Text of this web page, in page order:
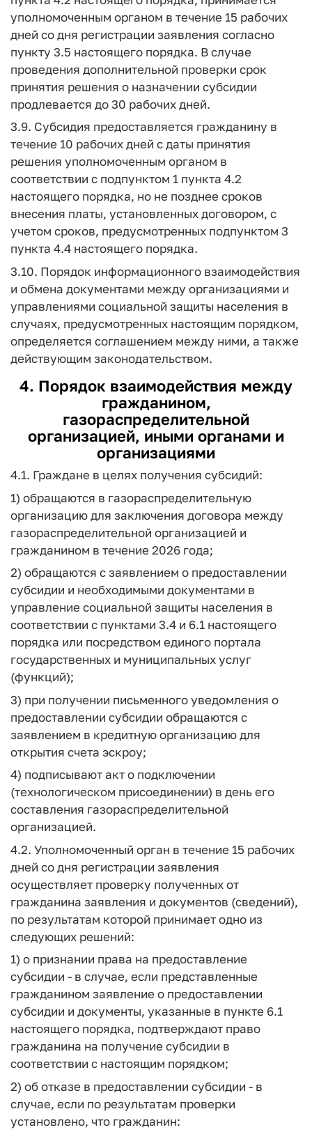
уполномоченным органом в течение 15 рабочих
дней со дня регистрации заявления согласно
пункту 3.5 настоящего порядка. В случае
проведения дополнительной проверки срок
принятия решения о назначении субсидии
продлевается до 30 рабочих дней.
3.9. Субсидия предоставляется гражданину в
течение 10 рабочих дней с даты принятия
решения уполномоченным органом в
соответствии с подпунктом 1 пункта 4.2
настоящего порядка, но не позднее сроков
внесения платы, установленных договором, с
учетом сроков, предусмотренных подпунктом 3
пункта 4.4 настоящего порядка.
3.10. Порядок информационного взаимодействия
и обмена документами между организациями и
управлениями социальной защиты населения в
случаях, предусмотренных настоящим порядком,
определяется соглашением между ними, а также
действующим законодательством.
4. Порядок взаимодействия между
гражданином,
газораспределительной
организацией, иными органами и
организациями
4.1. Граждане в целях получения субсидий:
1) обращаются в газораспределительную
организацию для заключения договора между
газораспределительной организацией и
гражданином в течение 2026 года;
2) обращаются с заявлением о предоставлении
субсидии и необходимыми документами в
управление социальной защиты населения в
соответствии с пунктами 3.4 и 6.1 настоящего
порядка или посредством единого портала
государственных и муниципальных услуг
(функций);
3) при получении письменного уведомления о
предоставлении субсидии обращаются с
заявлением в кредитную организацию для
открытия счета эскроу;
4) подписывают акт о подключении
(технологическом присоединении) в день его
составления газораспределительной
организацией.
4.2. Уполномоченный орган в течение 15 рабочих
дней со дня регистрации заявления
осуществляет проверку полученных от
гражданина заявления и документов (сведений),
по результатам которой принимает одно из
следующих решений:
1) о признании права на предоставление
субсидии - в случае, если представленные
гражданином заявление о предоставлении
субсидии и документы, указанные в пункте 6.1
настоящего порядка, подтверждают право
гражданина на получение субсидии в
соответствии с настоящим порядком;
2) об отказе в предоставлении субсидии - в
случае, если по результатам проверки
установлено, что гражданин: